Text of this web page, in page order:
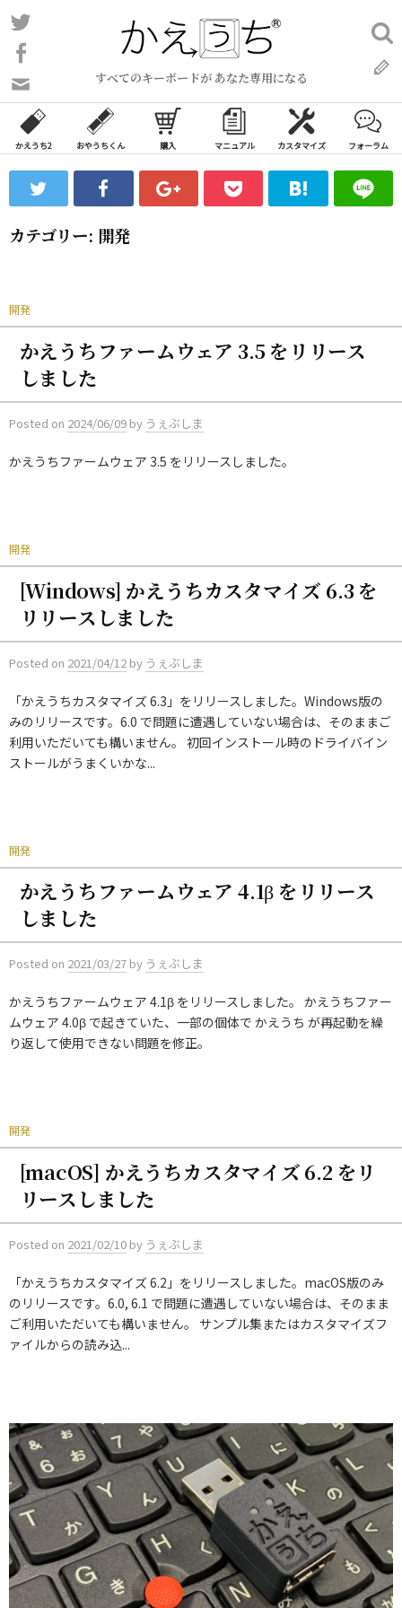
コ
ン
ン
ツ
ス
ッ
プ
すべてのキーボードが あなた専用になる
い
合
わ
フ
ォ
ー
ム
検
索:
かえうち2 おやうちくん 購入 マニュアル カスタマイズ フォーラム
カテゴリー: 開発
開発
かえうちファームウェア 3.5 をリリース
しました
Posted on 2024/06/09 by うぇぶしま
かえうちファームウェア 3.5 をリリースしました。
開発
[Windows] かえうちカスタマイズ 6.3 を
リリースしました
Posted on 2021/04/12 by うぇぶしま
「かえうちカスタマイズ 6.3」をリリースしました。Windows版の
みのリリースです。6.0 で問題に遭遇していない場合は、そのままご
利用いただいても構いません。 初回インストール時のドライバイン
ストールがうまくいかな...
開発
かえうちファームウェア 4.1β をリリース
しました
Posted on 2021/03/27 by うぇぶしま
かえうちファームウェア 4.1β をリリースしました。 かえうちファー
ムウェア 4.0β で起きていた、一部の個体で かえうち が再起動を繰
り返して使用できない問題を修正。
開発
[macOS] かえうちカスタマイズ 6.2 をリ
リースしました
Posted on 2021/02/10 by うぇぶしま
「かえうちカスタマイズ 6.2」をリリースしました。macOS版のみ
のリリースです。6.0, 6.1 で問題に遭遇していない場合は、そのまま
ご利用いただいても構いません。 サンプル集またはカスタマイズフ
ァイルからの読み込...